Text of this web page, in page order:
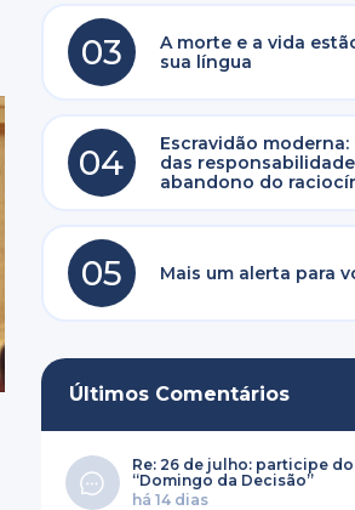
03
A morte e a vida
sua língua
04
Escravidão moderna:
das
abandono do
05 Mais um alerta para
Últimos Comentários
Re: 26 de julho: participe do
“Domingo da Decisão”
há 14 dias